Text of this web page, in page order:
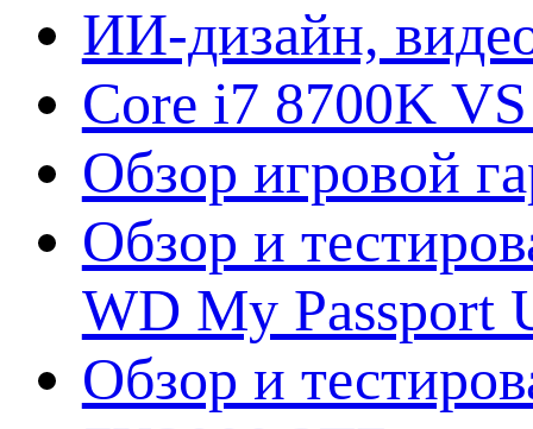
ИИ-дизайн,
Core i7 8700K
Обзор игровой
Обзор и
WD My Passport
Обзор и